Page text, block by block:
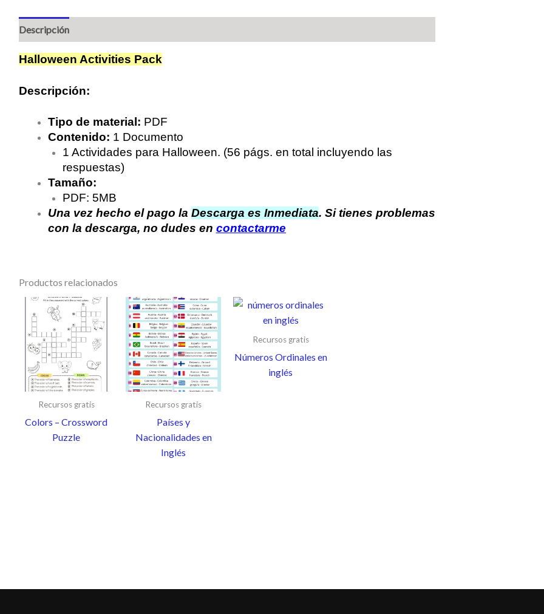
Descripción
Halloween Activities Pack
Descripción:
Tipo de material: PDF
Contenido: 1 Documento
1 Actividades para Halloween. (56 págs. en total incluyendo las
respuestas)
Tamaño:
PDF: 5MB
Una vez hecho el pago la Descarga es Inmediata. Si tienes problemas
con la descarga, no dudes en contactarme
Productos relacionados
Recursos gratis
Colors – Crossword
Puzzle
Recursos gratis
Países y
Nacionalidades en
Inglés
Recursos gratis
Números Ordinales en
inglés